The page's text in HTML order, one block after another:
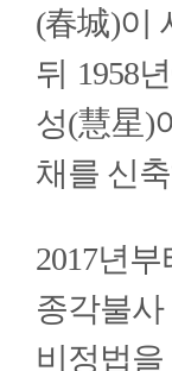
(春城)이
뒤 1958
성(慧星)
채를 신
2017년
종각불
비정법